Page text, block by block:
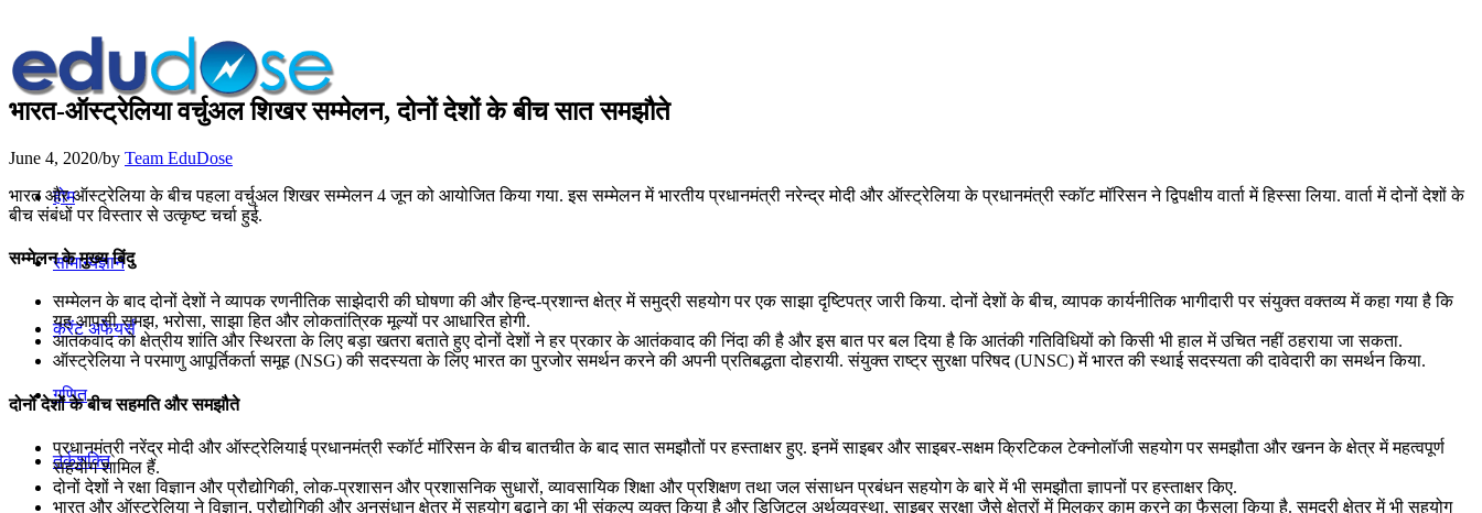
होम
सामान्यज्ञान
करेंट अफेयर्स
गणित
तर्कशक्ति
भारत-ऑस्‍ट्रेलिया वर्चुअल शिखर सम्‍मेलन, दोनों देशों के बीच सात समझौते
June 4, 2020/by Team EduDose
भारत और ऑस्‍ट्रेलिया के बीच पहला वर्चुअल शिखर सम्‍मेलन 4 जून को आयोजित किया गया. इस सम्‍मेलन में भारतीय प्रधानमंत्री नरेन्द्र मोदी और ऑस्‍ट्रेलिया के प्रधानमंत्री स्‍कॉट मॉरिसन ने द्विपक्षीय वार्ता में हिस्सा लिया. वार्ता में दोनों देशों के
बीच संबंधों पर विस्तार से उत्कृष्ट चर्चा हुई.
सम्‍मेलन के मुख्य बिंदु
सम्‍मेलन के बाद दोनों देशों ने व्यापक रणनीतिक साझेदारी की घोषणा की और हिन्‍द-प्रशान्‍त क्षेत्र में समुद्री सहयोग पर एक साझा दृष्टिपत्र जारी किया. दोनों देशों के बीच, व्‍यापक कार्यनीतिक भागीदारी पर संयुक्‍त वक्‍तव्‍य में कहा गया है कि
यह आपसी समझ, भरोसा, साझा हित और लोकतांत्रिक मूल्‍यों पर आधारित होगी.
आतंकवाद को क्षेत्रीय शांति और स्थिरता के लिए बड़ा खतरा बताते हुए दोनों देशों ने हर प्रकार के आतंकवाद की निंदा की है और इस बात पर बल दिया है कि आतंकी गतिविधियों को किसी भी हाल में उचित नहीं ठहराया जा सकता.
ऑस्ट्रेलिया ने परमाणु आपूर्तिकर्ता समूह (NSG) की सदस्यता के लिए भारत का पुरजोर समर्थन करने की अपनी प्रतिबद्धता दोहरायी. संयुक्त राष्ट्र सुरक्षा परिषद (UNSC) में भारत की स्थाई सदस्यता की दावेदारी का समर्थन किया.
दोनों देशों के बीच सहमति और समझौते
प्रधानमंत्री नरेंद्र मोदी और ऑस्ट्रेलियाई प्रधानमंत्री स्कॉर्ट मॉरिसन के बीच बातचीत के बाद सात समझौतों पर हस्ताक्षर हुए. इनमें साइबर और साइबर-सक्षम क्रिटिकल टेक्नोलॉजी सहयोग पर समझौता और खनन के क्षेत्र में महत्वपूर्ण
सहयोग शामिल हैं.
दोनों देशों ने रक्षा विज्ञान और प्रौद्योगिकी, लोक-प्रशासन और प्रशासनिक सुधारों, व्यावसायिक शिक्षा और प्रशिक्षण तथा जल संसाधन प्रबंधन सहयोग के बारे में भी समझौता ज्ञापनों पर हस्ताक्षर किए.
भारत और ऑस्‍ट्रेलिया ने विज्ञान, प्रौद्योगिकी और अनुसंधान क्षेत्र में सहयोग बढ़ाने का भी संकल्‍प व्यक्‍त किया है और डिजिटल अर्थव्‍यवस्‍था, साइबर सुरक्षा जैसे क्षेत्रों में मिलकर काम करने का फैसला किया है. समुद्री क्षेत्र में भी सहयोग